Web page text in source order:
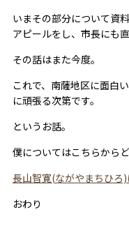
いまその部分について資
アピールをし、市長にも
その話はまた今度。
これで、南薩地区に面白
に頑張る次第です。
というお話。
僕についてはこちらから
長山智寛(ながやまちひろ)
おわり